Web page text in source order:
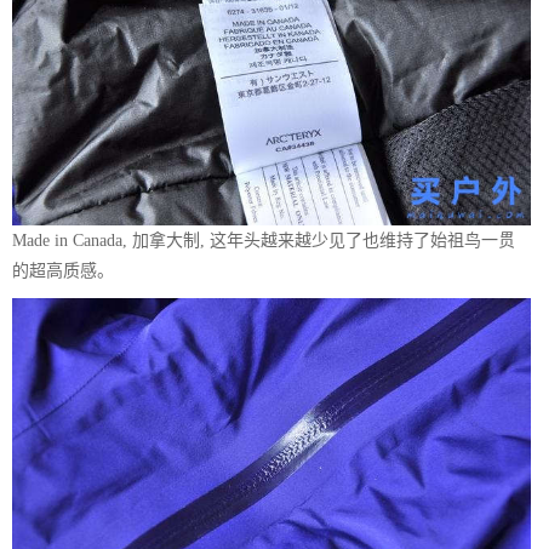
Made in Canada, 加拿大制, 这年头越来越少见了也维持了始祖鸟一贯
的超高质感。